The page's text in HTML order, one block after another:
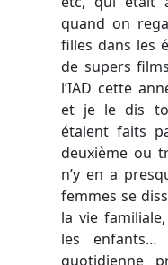
quand on
filles dans les
de supers
l’IAD cette
et je le dis
étaient faits
deuxième ou
n’y en a
femmes se
la vie
les
quotidienne